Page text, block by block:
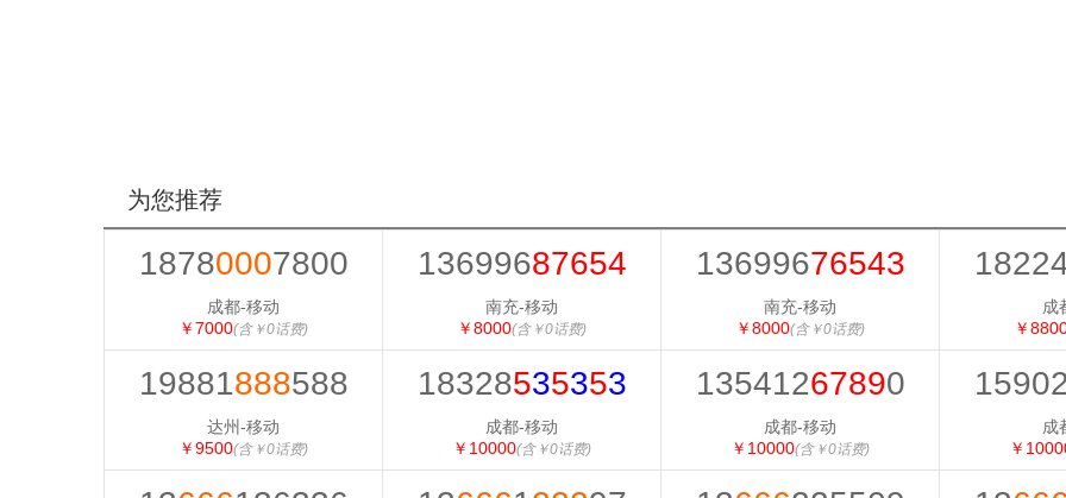
为您推荐
18780007800
成都-移动
￥7000(含￥0话费)
13699687654
南充-移动
￥8000(含￥0话费)
13699676543
南充-移动
￥8000(含￥0话费)
成
￥
19881888588
达州-移动
￥9500(含￥0话费)
18328535353
成都-移动
￥10000(含￥0话费)
13541267890
成都-移动
￥10000(含￥0话费)
成
￥